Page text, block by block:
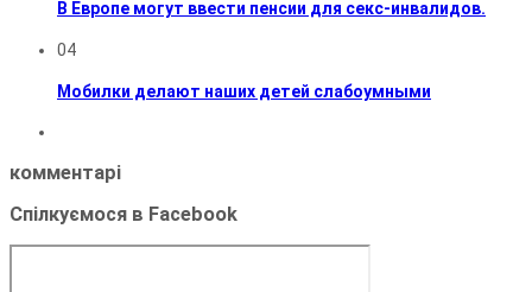
В Европе могут ввести пенсии для секс-инвалидов.
04
Мобилки делают наших детей слабоумными
комментарі
Спілкуємося в Facebook